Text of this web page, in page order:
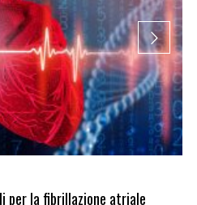
per la fibrillazione atriale